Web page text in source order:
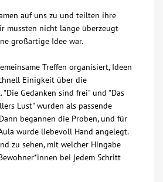
auf uns zu und teilten ihre
mussten nicht lange überzeugt
großartige Idee war.
Treffen organisiert, Ideen
Einigkeit über die
"Die Gedanken sind frei" und "Das
Lust" wurden als passende
begannen die Proben, und für
wurde liebevoll Hand angelegt.
zu sehen, mit welcher Hingabe
bei jedem Schritt